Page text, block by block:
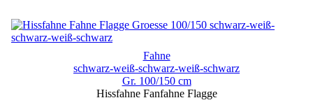
Fahne
schwarz-weiß-schwarz-weiß-schwarz
Gr. 100/150 cm
Hissfahne Fanfahne Flagge